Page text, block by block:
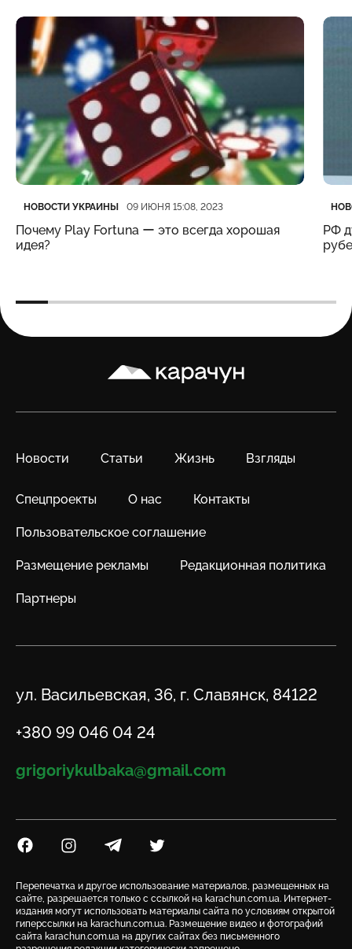
Категория
НОВОСТИ УКРАИНЫ
Дата публикации 09 ИЮНЯ 15:08, 2023
Почему Play Fortuna ー это всегда хорошая
идея?
РФ
Карачун
Новости Статьи Жизнь Взгляды
Спецпроекты О нас Контакты
Пользовательское соглашение
Размещение рекламы Редакционная политика
Партнеры
Адрес
ул. Васильевская, 36, г. Славянск, 84122
Телефон
+380 99 046 04 24
Email
grigoriykulbaka@gmail.com
Посилання на Facebook
Посилання на Instagram
Посилання на Telegram
Посилання на Twitter
Перепечатка и другое использование материалов, размещенных на
сайте, разрешается только с ссылкой на karachun.com.ua. Интернет-
издания могут использовать материалы сайта по условиям открытой
гиперссылки на karachun.com.ua. Размещение видео и фотографий
сайта karachun.com.ua на других сайтах без письменного